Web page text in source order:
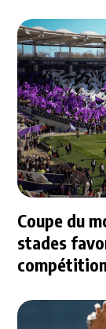
Coupe du
stades